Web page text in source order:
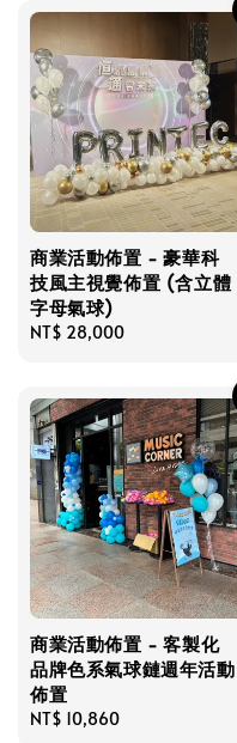
商業活動佈置 - 豪華科
技風主視覺佈置 (含立體
字母氣球)
Regular
NT$ 28,000
商業活動佈置 - 客製化
品牌色系氣球鏈週年活動
佈置
Regular
NT$ 10,860